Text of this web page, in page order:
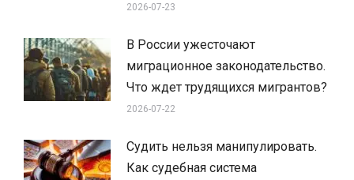
2026-07-23
В России ужесточают
миграционное законодательство.
Что ждет трудящихся мигрантов?
2026-07-22
Судить нельзя манипулировать.
Как судебная система